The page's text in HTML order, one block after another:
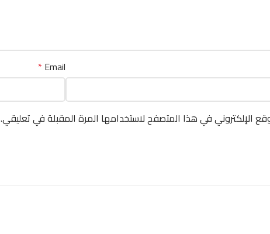
Email
*
الإلكتروني في هذا المتصفح لاستخدامها المرة المقبلة في تعليقي.